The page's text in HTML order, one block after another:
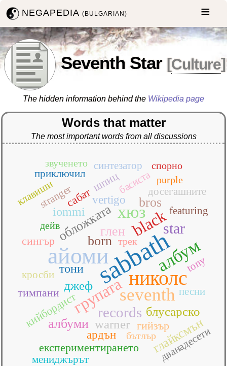
NEGAPEDIA(BULGARIAN)
Seventh Star [Culture]
The hidden information behind the Wikipedia page
Words that matter
The most important words from all discussions
sabbath
айоми
николс
seventh
албум
хюз
black
групата
star
records
born
bros
албуми
глен
обложката
warner
блусарско
глайксмън
джеф
iommi
тони
vertigo
ардън
гийзър
експериментирането
кийбордист
сабат
сингър
тимпани
шпиц
featuring
stranger
tony
басиста
дванадесети
досегашните
клавиши
кросби
мениджърът
песни
приключил
синтезатор
purple
бътлър
дейв
звученето спорно
трек